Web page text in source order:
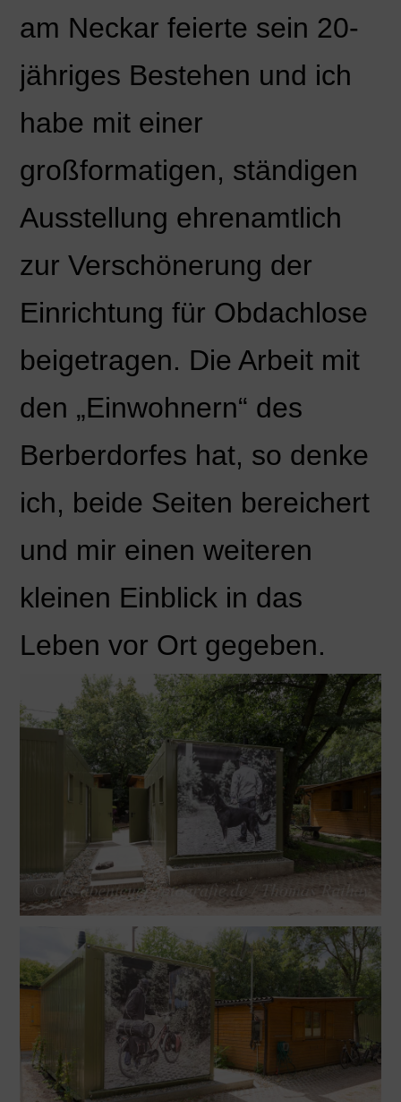
am Neckar feierte sein 20-
jähriges Bestehen und ich
habe mit einer
großformatigen, ständigen
Ausstellung ehrenamtlich
zur Verschönerung der
Einrichtung für Obdachlose
beigetragen. Die Arbeit mit
den „Einwohnern“ des
Berberdorfes hat, so denke
ich, beide Seiten bereichert
und mir einen weiteren
kleinen Einblick in das
Leben vor Ort gegeben.